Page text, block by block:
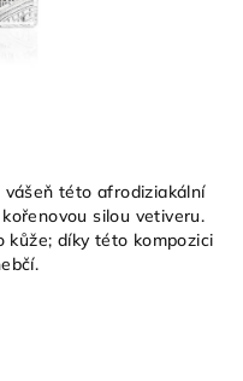
vášeň této afrodiziakální
silou vetiveru.
kůže; díky této kompozici